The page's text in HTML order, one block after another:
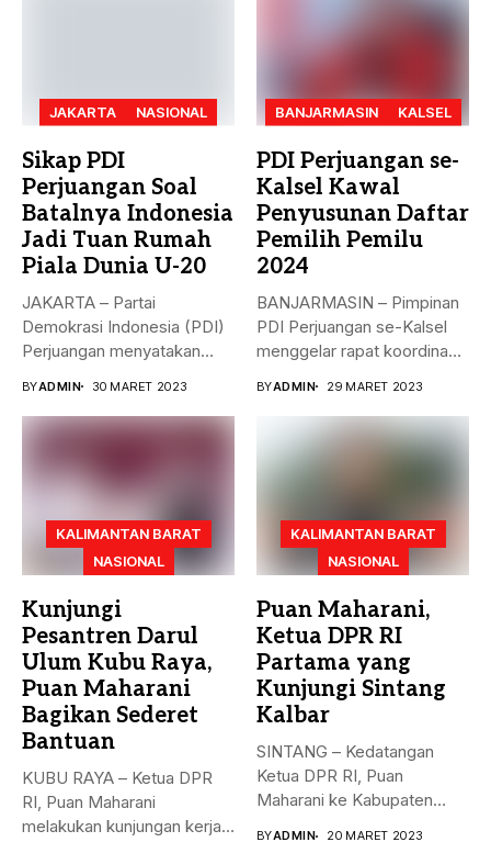
JAKARTA NASIONAL
Sikap PDI
Perjuangan Soal
Batalnya Indonesia
Jadi Tuan Rumah
Piala Dunia U-20
JAKARTA – Partai
Demokrasi Indonesia (PDI)
Perjuangan menyatakan
BYADMIN 30 MARET 2023
BANJARMASIN KALSEL
PDI Perjuangan se-
Kalsel Kawal
Penyusunan Daftar
Pemilih Pemilu
2024
BANJARMASIN – Pimpinan
PDI Perjuangan se-Kalsel
menggelar rapat koordinasi
BYADMIN 29 MARET 2023
KALIMANTAN BARAT
NASIONAL
Kunjungi
Pesantren Darul
Ulum Kubu Raya,
Puan Maharani
Bagikan Sederet
Bantuan
KUBU RAYA – Ketua DPR
RI, Puan Maharani
melakukan kunjungan kerja
KALIMANTAN BARAT
NASIONAL
Puan Maharani,
Ketua DPR RI
Partama yang
Kunjungi Sintang
Kalbar
SINTANG – Kedatangan
Ketua DPR RI, Puan
Maharani ke Kabupaten
BYADMIN 20 MARET 2023